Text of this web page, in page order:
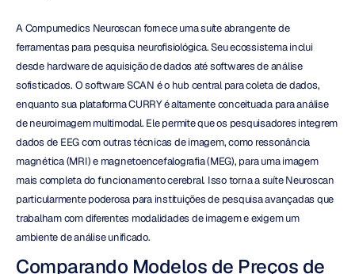
A Compumedics Neuroscan fornece uma suíte abrangente de
ferramentas para pesquisa neurofisiológica. Seu ecossistema inclui
desde hardware de aquisição de dados até softwares de análise
sofisticados. O software SCAN é o hub central para coleta de dados,
enquanto sua plataforma CURRY é altamente conceituada para análise
de neuroimagem multimodal. Ele permite que os pesquisadores integrem
dados de EEG com outras técnicas de imagem, como ressonância
magnética (MRI) e magnetoencefalografia (MEG), para uma imagem
mais completa do funcionamento cerebral. Isso torna a suíte Neuroscan
particularmente poderosa para instituições de pesquisa avançadas que
trabalham com diferentes modalidades de imagem e exigem um
ambiente de análise unificado.
Comparando Modelos de Preços de